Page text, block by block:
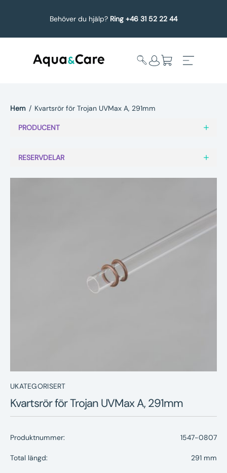
Behöver du hjälp? Ring +46 31 52 22 44
undermeny
Service
Underhållstips
Kontakt
Hem / Kvartsrör för Trojan UVMax A, 291mm
PRODUCENT
RESERVDELAR
UKATEGORISERT
Kvartsrör för Trojan UVMax A, 291mm
Produktnummer: 1547-0807
Total längd: 291 mm